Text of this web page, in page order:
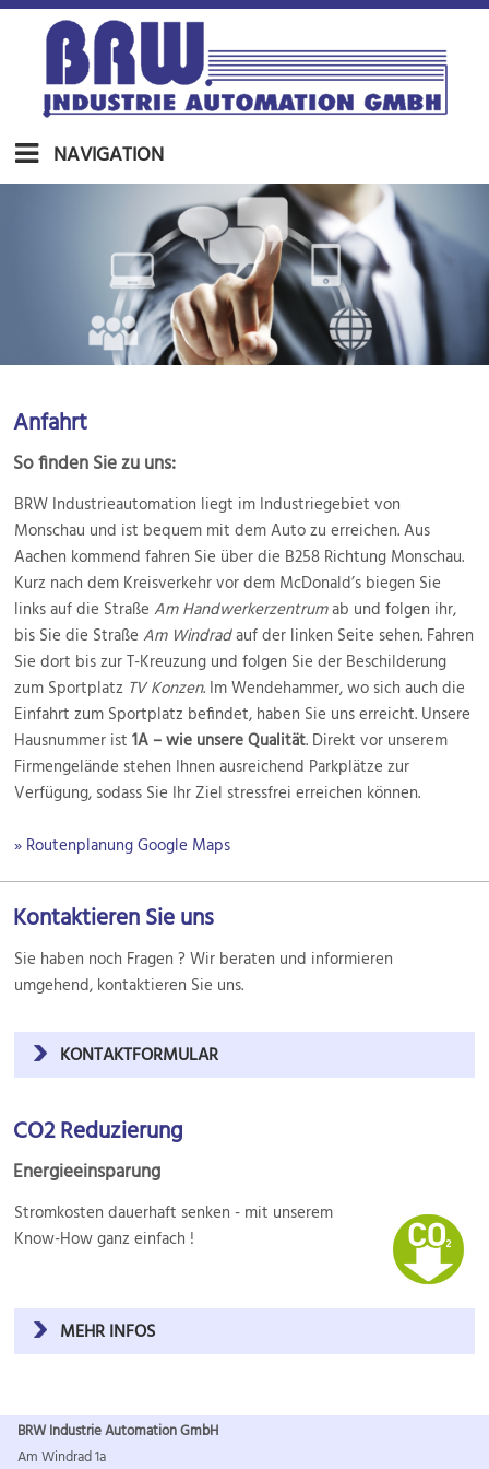
NAVIGATION
Anfahrt
So finden Sie zu uns:
BRW Industrieautomation liegt im Industriegebiet von
Monschau und ist bequem mit dem Auto zu erreichen. Aus
Aachen kommend fahren Sie über die B258 Richtung Monschau.
Kurz nach dem Kreisverkehr vor dem McDonald’s biegen Sie
links auf die StraßeAm Handwerkerzentrumab und folgen ihr,
bis Sie die StraßeAm Windradauf der linken Seite sehen. Fahren
Sie dort bis zur T-Kreuzung und folgen Sie der Beschilderung
zum Sportplatz TV Konzen. Im Wendehammer, wo sich auch die
Einfahrt zum Sportplatz befindet, haben Sie uns erreicht. Unsere
Hausnummer ist1A – wie unsere Qualität. Direkt vor unserem
Firmengelände stehen Ihnen ausreichend Parkplätze zur
Verfügung, sodass Sie Ihr Ziel stressfrei erreichen können.
» Routenplanung Google Maps
Kontaktieren Sie uns
Sie haben noch Fragen ? Wir beraten und informieren
umgehend, kontaktieren Sie uns.
KONTAKTFORMULAR
CO2 Reduzierung
Energieeinsparung
Stromkosten dauerhaft senken - mit unserem
Know-How ganz einfach !
MEHR INFOS
BRW Industrie Automation GmbH
Am Windrad 1a